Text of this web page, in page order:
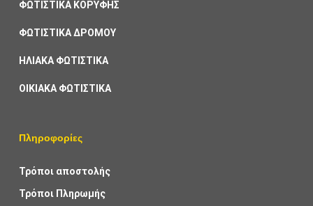
ΦΩΤΙΣΤΙΚΑ ΚΟΡΥΦΗΣ
ΦΩΤΙΣΤΙΚΑ ΔΡΟΜΟΥ
ΗΛΙΑΚΑ ΦΩΤΙΣΤΙΚΑ
ΟΙΚΙΑΚΑ ΦΩΤΙΣΤΙΚΑ
Πληροφορίες
Τρόποι αποστολής
Τρόποι Πληρωμής